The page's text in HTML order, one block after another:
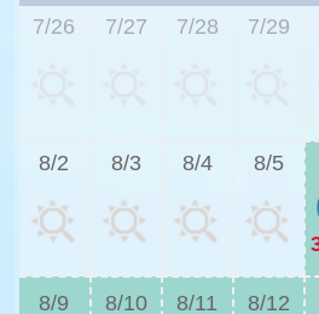
7/26
7/27 7/28 7/29
8/2 8/3 8/4 8/5
8/9 8/10 8/11 8/12